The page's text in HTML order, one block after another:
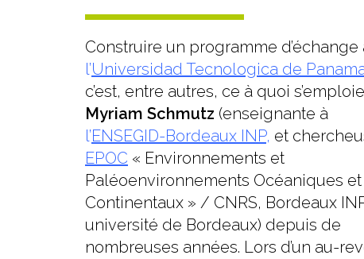
Construire un programme d’échange
l’Universidad Tecnologica de
c’est, entre autres, ce à quoi s’emploie
Myriam Schmutz (enseignante à
l’ENSEGID-Bordeaux INP, et
EPOC « Environnements et
Paléoenvironnements Océaniques et
Continentaux » / CNRS, Bordeaux
université de Bordeaux) depuis de
nombreuses années. Lors d’un au-